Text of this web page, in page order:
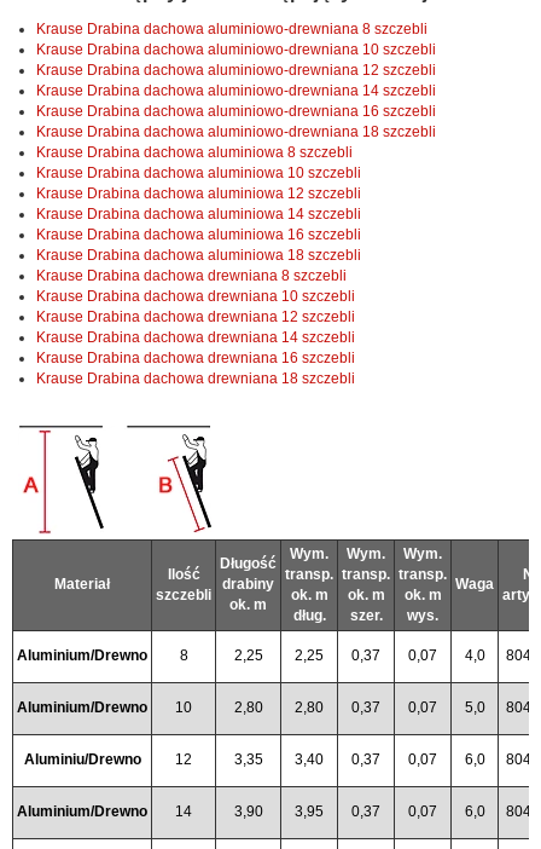
Krause Drabina dachowa aluminiowo-drewniana 8 szczebli
Krause Drabina dachowa aluminiowo-drewniana 10 szczebli
Krause Drabina dachowa aluminiowo-drewniana 12 szczebli
Krause Drabina dachowa aluminiowo-drewniana 14 szczebli
Krause Drabina dachowa aluminiowo-drewniana 16 szczebli
Krause Drabina dachowa aluminiowo-drewniana 18 szczebli
Krause Drabina dachowa aluminiowa 8 szczebli
Krause Drabina dachowa aluminiowa 10 szczebli
Krause Drabina dachowa aluminiowa 12 szczebli
Krause Drabina dachowa aluminiowa 14 szczebli
Krause Drabina dachowa aluminiowa 16 szczebli
Krause Drabina dachowa aluminiowa 18 szczebli
Krause Drabina dachowa drewniana 8 szczebli
Krause Drabina dachowa drewniana 10 szczebli
Krause Drabina dachowa drewniana 12 szczebli
Krause Drabina dachowa drewniana 14 szczebli
Krause Drabina dachowa drewniana 16 szczebli
Krause Drabina dachowa drewniana 18 szczebli
Materiał
Ilość
szczebli
Długość
drabiny
ok. m
Wym.
transp.
ok. m
dług.
Wym.
transp.
ok. m
szer.
Wym.
transp.
ok. m
wys.
Waga
Nr
Aluminium/Drewno 8 2,25 2,25 0,37 0,07 4,0
Aluminium/Drewno 10 2,80 2,80 0,37 0,07 5,0
Aluminiu/Drewno 12 3,35 3,40 0,37 0,07 6,0
Aluminium/Drewno 14 3,90 3,95 0,37 0,07 6,0